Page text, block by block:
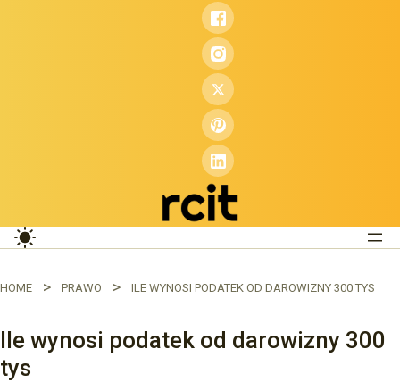
HOME PRAWO ILE WYNOSI PODATEK OD DAROWIZNY 300 TYS
Ile wynosi podatek od darowizny 300
tys